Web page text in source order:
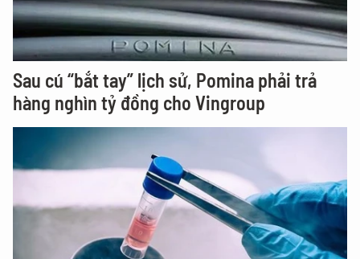
Sau cú “bắt tay” lịch sử, Pomina phải trả
hàng nghìn tỷ đồng cho Vingroup